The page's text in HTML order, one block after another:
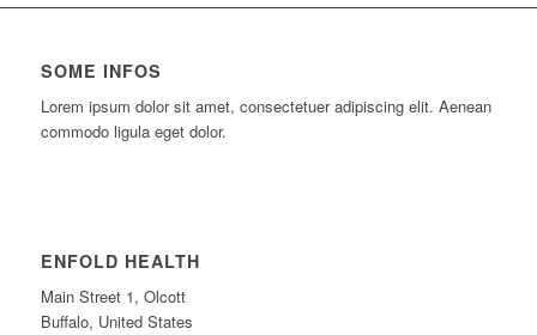
SOME INFOS
Lorem ipsum dolor sit amet, consectetuer adipiscing elit. Aenean
commodo ligula eget dolor.
ENFOLD HEALTH
Main Street 1, Olcott
Buffalo, United States